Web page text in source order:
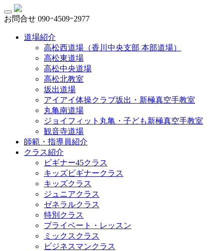
お問合せ 090ｰ4509ｰ2977
道場紹介
高松西道場（香川中央支部 本部道場）
高松東道場
高松中央道場
高松北教室
坂出道場
アイアイ体操クラブ坂出・新極真空手教室
丸亀南道場
ジョイフィット丸亀・子ども新極真空手教室
観音寺道場
師範・指導員紹介
クラス紹介
ビギナー45クラス
キッズビギナークラス
キッズクラス
ジュニアクラス
ゼネラルクラス
特別クラス
プライベート・レッスン
ミックスクラス
ビジネスマンクラス